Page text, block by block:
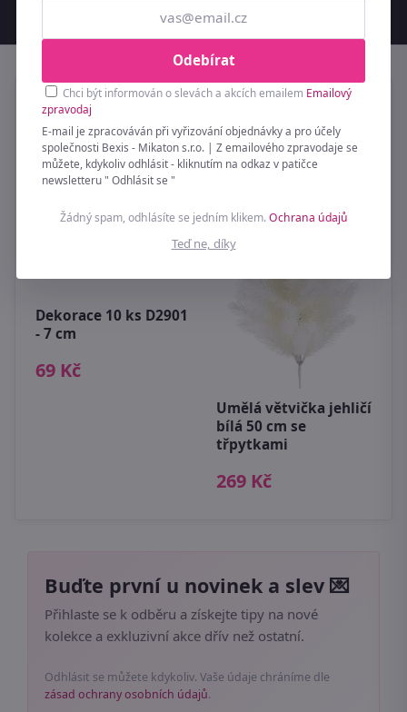
Naposledy jste prohlížely
Dekorace 10 ks D2901
- 7 cm
69 Kč
Umělá větvička jehličí
bílá 50 cm se
třpytkami
269 Kč
Buďte první u novinek a slev 💌
Přihlaste se k odběru a získejte tipy na nové
kolekce a exkluzivní akce dřív než ostatní.
Odhlásit se můžete kdykoliv. Vaše údaje chráníme dle
zásad ochrany osobních údajů.
Odebírat
Chci být informován o slevách a akcích emailem Emailový
zpravodaj
E-mail je zpracováván při vyřizování objednávky a pro účely
společnosti Bexis - Mikaton s.r.o. | Z emailového zpravodaje se
můžete, kdykoliv odhlásit - kliknutím na odkaz v patičce
newsletteru " Odhlásit se "
Žádný spam, odhlásíte se jedním klikem.Ochrana údajů
Teď ne, díky